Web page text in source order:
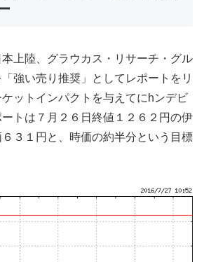
上陸、グラウカス・リサーチ・グル
強い売り推奨」としてレポートをリ
ットインパクトを与えてにhンデビ
トは７月２６日終値１２６２円の伊
３１円と、時価の約半分という目標